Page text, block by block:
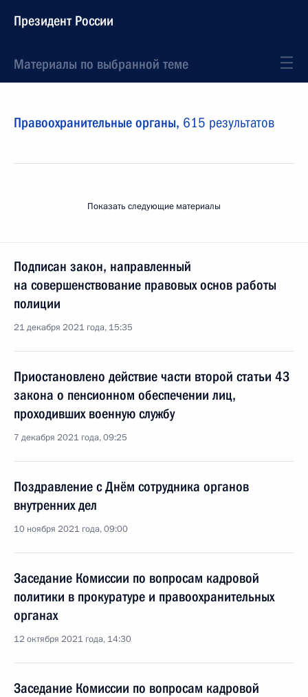
Президент России
Материалы по выбранной теме
Правоохранительные органы, 615 результатов
Показать следующие материалы
Подписан закон, направленный
на совершенствование правовых основ работы
полиции
21 декабря 2021 года, 15:35
Приостановлено действие части второй статьи 43
закона о пенсионном обеспечении лиц,
проходивших военную службу
7 декабря 2021 года, 09:25
Поздравление с Днём сотрудника органов
внутренних дел
10 ноября 2021 года, 09:00
Заседание Комиссии по вопросам кадровой
политики в прокуратуре и правоохранительных
органах
12 октября 2021 года, 14:30
Заседание Комиссии по вопросам кадровой